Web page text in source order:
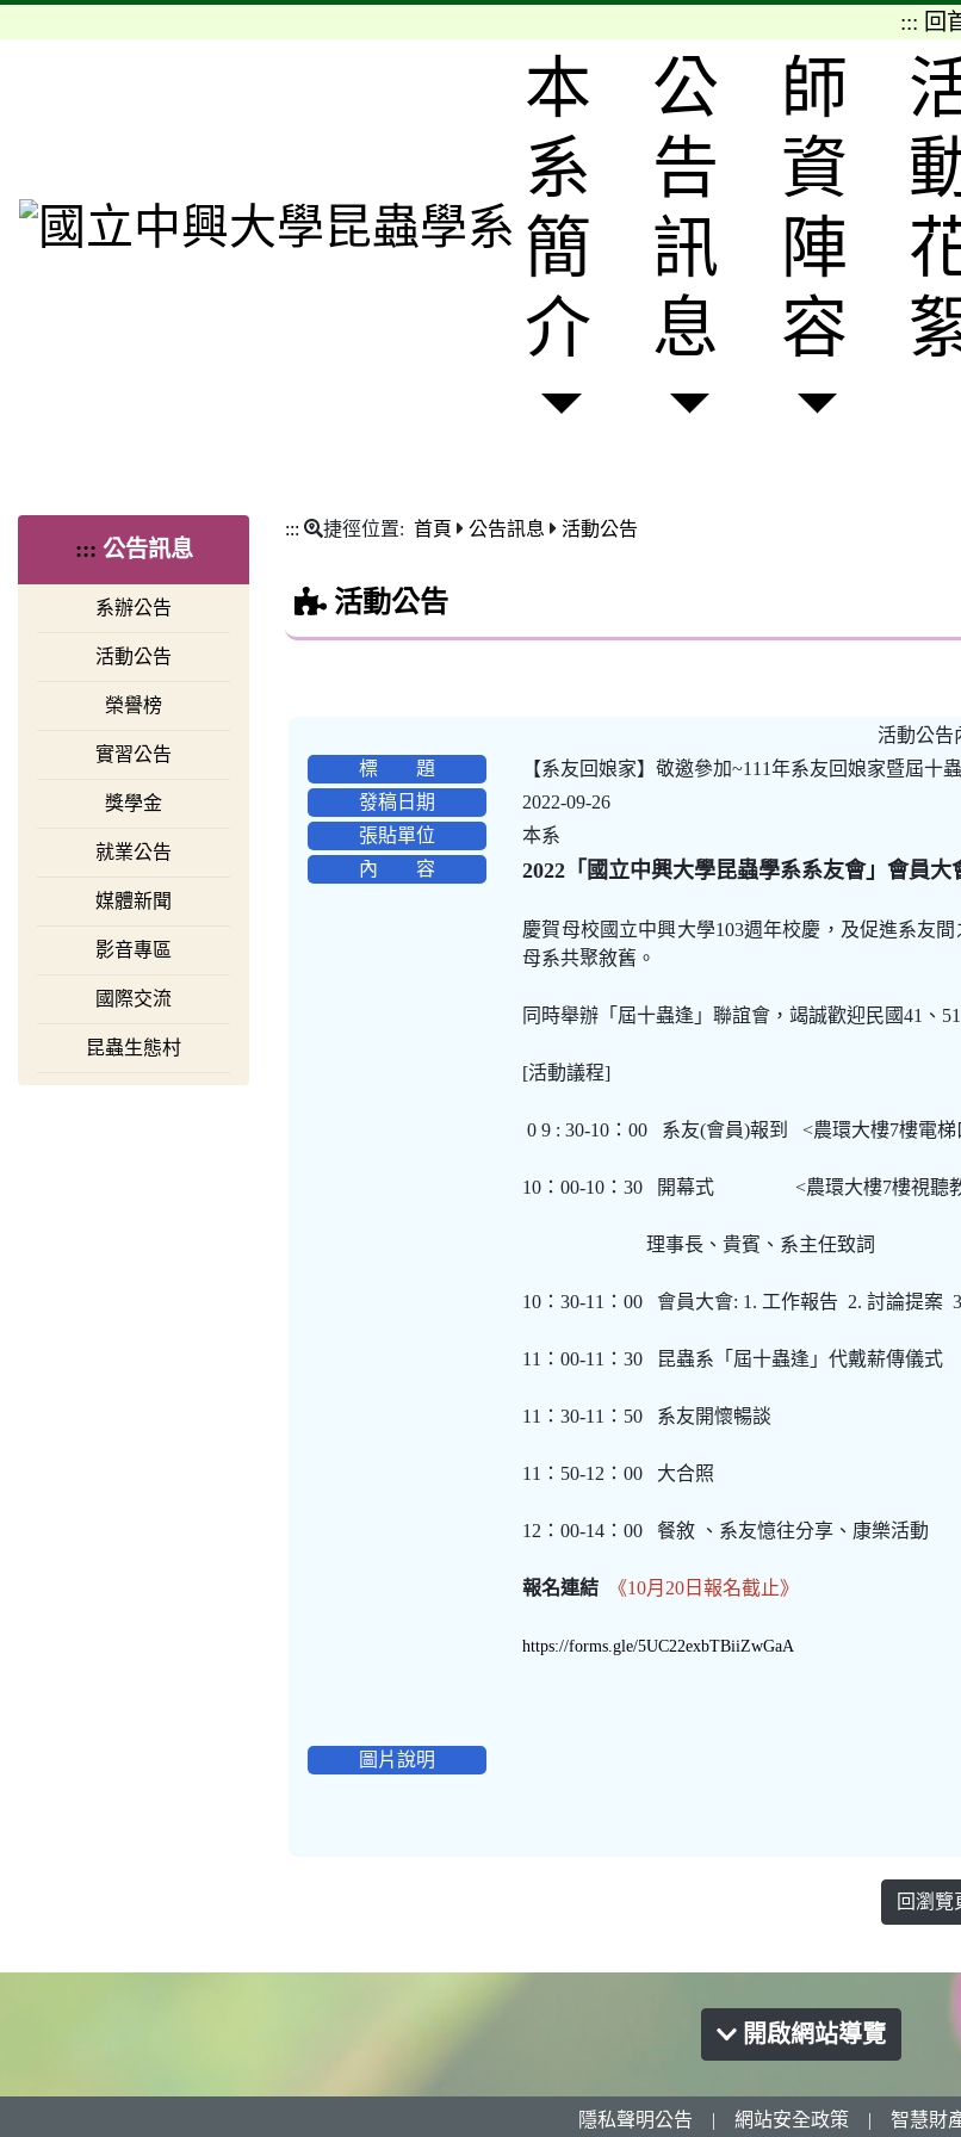
::: 回
本
系
簡
介
公
告
訊
息
師
資
陣
容
::: 公告訊息
系辦公告
活動公告
榮譽榜
實習公告
獎學金
就業公告
媒體新聞
影音專區
國際交流
昆蟲生態村
::: 捷徑位置: 首頁 公告訊息 活動公告
活動公告
活動公告
標 題
【系友回娘家】敬邀參加~111年系友回娘家暨屆十
發稿日期
2022-09-26
張貼單位
本系
內 容
2022「國立中興大學昆蟲學系系友會」會員
慶賀母校國立中興大學103週年校慶，及促進系友
母系共聚敘舊。
同時舉辦「屆十蟲逢」聯誼會，竭誠歡迎民國41、
[活動議程]
0 9 : 30-10：00 系友(會員)報到 <農環大樓7樓電梯
10：00-10：30 開幕式 <農環大樓7樓視聽
理事長、貴賓、系主任致詞
10：30-11：00 會員大會: 1. 工作報告 2. 討論提案
11：00-11：30 昆蟲系「屆十蟲逢」代戴
11：30-11：50 系友開懷暢談
11：50-12：00 大合照
12：00-14：00 餐敘 、系友憶往分享、康樂活動
報名連結 《10月20日報名截止》
https://forms.gle/5UC22exbTBiiZwGaA
圖片說明
回瀏覽
開啟網站導覽
隱私聲明公告 | 網站安全政策 | 智慧財